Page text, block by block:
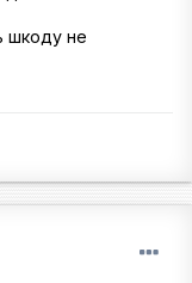
шкоду не